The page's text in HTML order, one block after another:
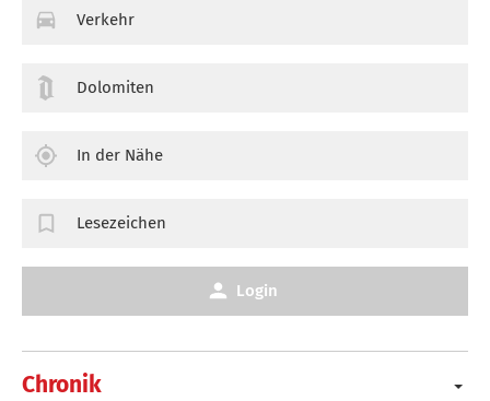
Chronik
Verkehr
Dolomiten
In der Nähe
Lesezeichen
Login